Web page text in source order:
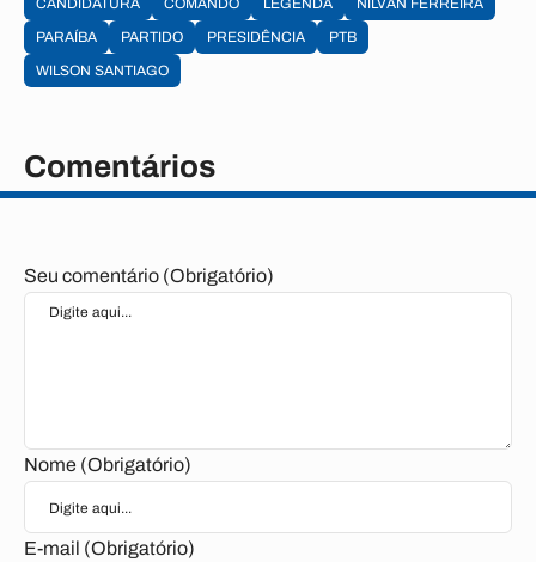
CANDIDATURA COMANDO LEGENDA
NILVAN FERREIRA
PARAÍBA
PARTIDO PRESIDÊNCIA
PTB
WILSON SANTIAGO
Comentários
Seu comentário (Obrigatório)
Nome (Obrigatório)
E-mail (Obrigatório)